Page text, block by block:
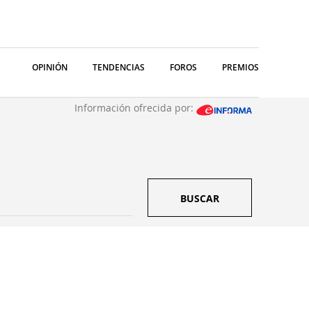
OPINIÓN TENDENCIAS FOROS PREMIOS
Información ofrecida por:
BUSCAR